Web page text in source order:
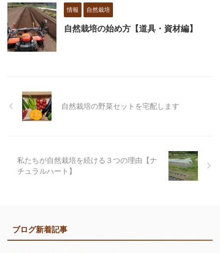
情報 自然栽培
自然栽培の始め方【道具・資材編】
自然栽培の野菜セットを宅配します
私たちが自然栽培を続ける３つの理由【ナ
チュラルハート】
ブログ新着記事